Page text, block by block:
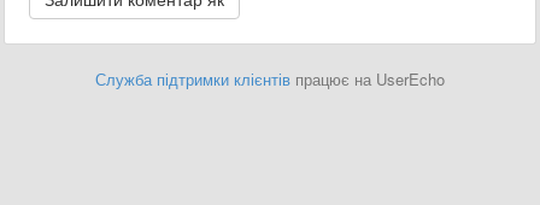
Служба підтримки клієнтів працює на UserEcho